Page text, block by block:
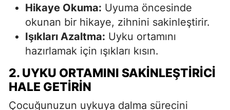
Hikaye Okuma: Uyuma öncesinde
okunan bir hikaye, zihnini sakinleştirir.
Işıkları Azaltma: Uyku ortamını
hazırlamak için ışıkları kısın.
2. UYKU ORTAMINI SAKINLEŞTIRICI
HALE GETIRIN
Çocuğunuzun uykuya dalma sürecini